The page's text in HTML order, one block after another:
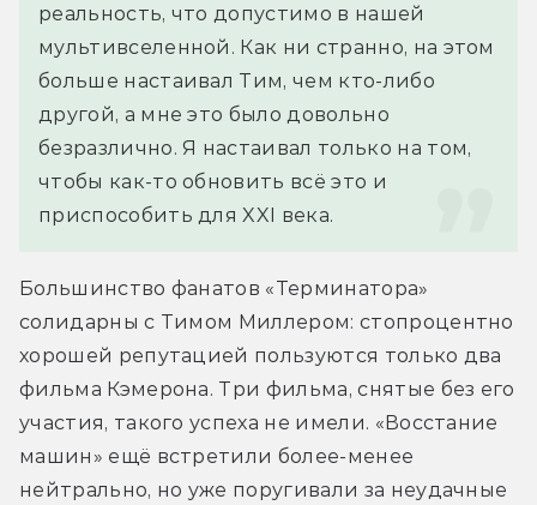
реальность, что допустимо в нашей
мультивселенной. Как ни странно, на этом
больше настаивал Тим, чем кто-либо
другой, а мне это было довольно
безразлично. Я настаивал только на том,
чтобы как-то обновить всё это и
приспособить для XXI века.
Большинство фанатов «Терминатора»
солидарны с Тимом Миллером: стопроцентно
хорошей репутацией пользуются только два
фильма Кэмерона. Три фильма, снятые без его
участия, такого успеха не имели. «Восстание
машин» ещё встретили более-менее
нейтрально, но уже поругивали за неудачные